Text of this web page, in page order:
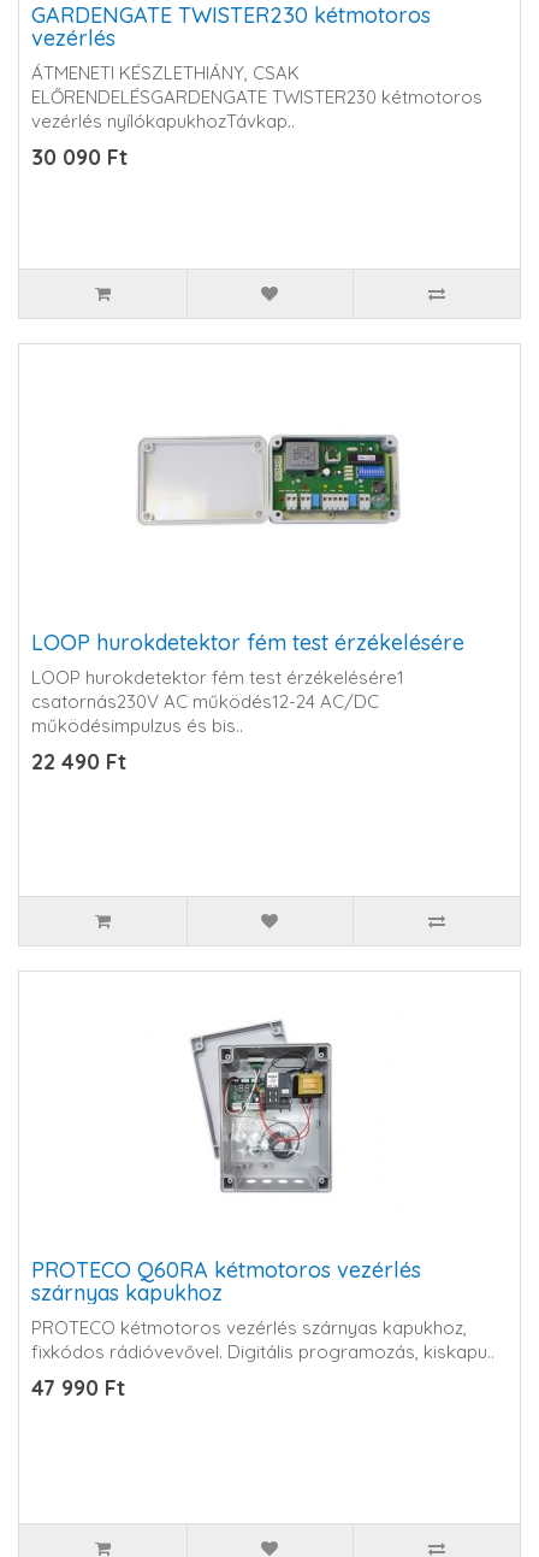
GARDENGATE TWISTER230 kétmotoros
vezérlés
ÁTMENETI KÉSZLETHIÁNY, CSAK
ELŐRENDELÉSGARDENGATE TWISTER230 kétmotoros
vezérlés nyílókapukhozTávkap..
30 090 Ft
LOOP hurokdetektor fém test érzékelésére
LOOP hurokdetektor fém test érzékelésére1
csatornás230V AC működés12-24 AC/DC
működésimpulzus és bis..
22 490 Ft
PROTECO Q60RA kétmotoros vezérlés
szárnyas kapukhoz
PROTECO kétmotoros vezérlés szárnyas kapukhoz,
fixkódos rádióvevővel. Digitális programozás, kiskapu..
47 990 Ft